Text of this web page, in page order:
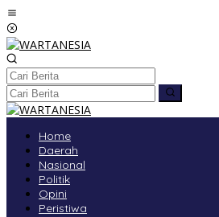
Lewati
ke
konten
Home
Daerah
Nasional
Politik
Opini
Peristiwa
tutup